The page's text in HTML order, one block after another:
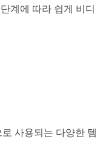
계에 따라 쉽게 비디
사용되는 다양한 템